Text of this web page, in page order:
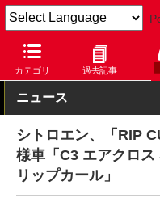
カテゴリ 過去記事
Car Watch 自動車 シト
ニュース
シトロエン、「RIP
様車「C3 エアクロ
リップカール」